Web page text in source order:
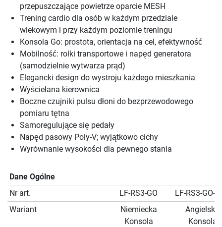
przepuszczające powietrze oparcie MESH
Trening cardio dla osób w każdym przedziale
wiekowym i przy każdym poziomie treningu
Konsola Go: prostota, orientacja na cel, efektywność
Mobilność: rolki transportowe i napęd generatora
(samodzielnie wytwarza prąd)
Elegancki design do wystroju każdego mieszkania
Wyściełana kierownica
Boczne czujniki pulsu dłoni do bezprzewodowego
pomiaru tętna
Samoregulujące się pedały
Napęd pasowy Poly-V; wyjątkowo cichy
Wyrównanie wysokości dla pewnego stania
Dane Ogólne
Nr art.
LF-RS3-GO
LF-RS3-GO-
Wariant
Niemiecka
Konsola
Angielska
Konsola